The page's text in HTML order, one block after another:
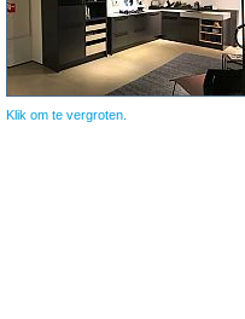
Klik om te vergroten.